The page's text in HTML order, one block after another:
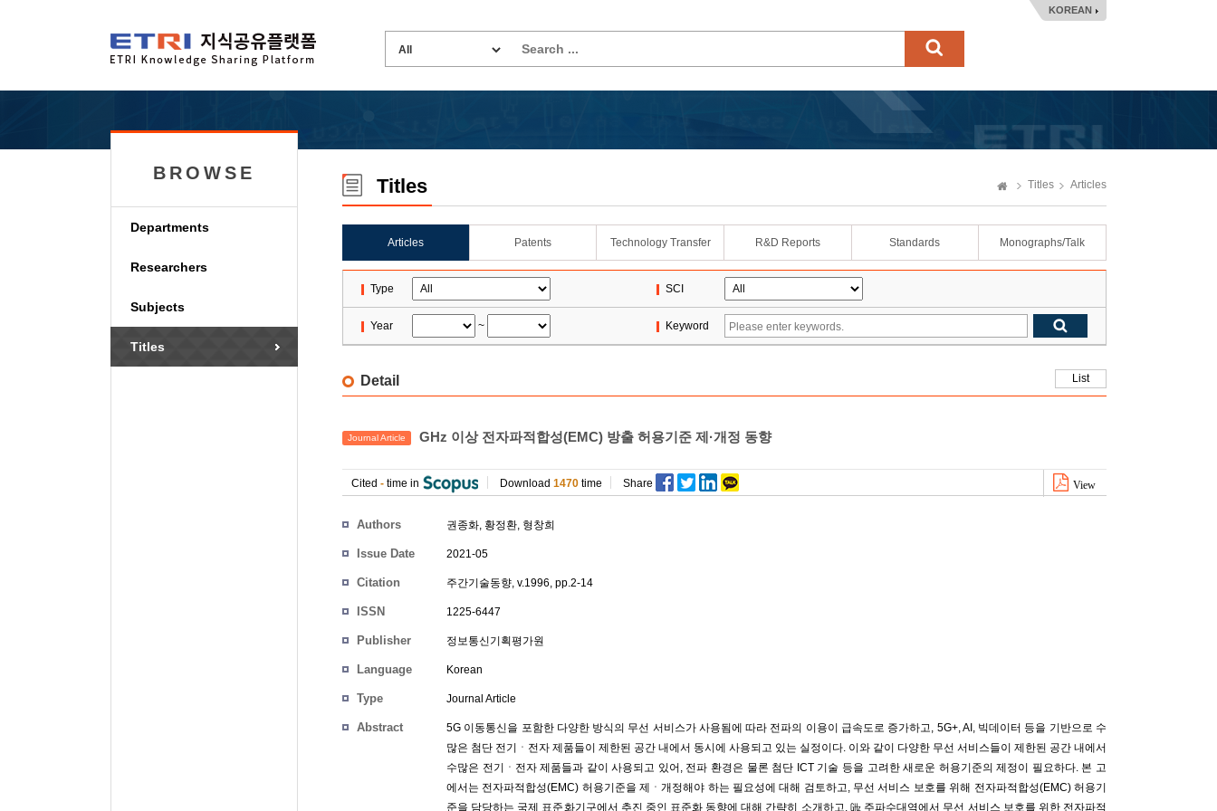
KOREAN
BROWSE
Departments
Researchers
Subjects
Titles
Titles Titles Articles
Articles Patents Technology Transfer R&D Reports Standards Monographs/Talk
Type SCI
Year ~ Keyword
Detail List
Journal Article GHz 이상 전자파적합성(EMC) 방출 허용기준 제·개정 동향
Cited - time in Download 1470 time Share View
Authors 권종화, 황정환, 형창희
Issue Date 2021-05
Citation 주간기술동향, v.1996, pp.2-14
ISSN 1225-6447
Publisher 정보통신기획평가원
Language Korean
Type Journal Article
Abstract
5G 이동통신을 포함한 다양한 방식의 무선 서비스가 사용됨에 따라 전파의 이용이 급속도로 증가하고, 5G+, AI, 빅데이터 등을 기반으로 수
많은 첨단 전기ㆍ전자 제품들이 제한된 공간 내에서 동시에 사용되고 있는 실정이다. 이와 같이 다양한 무선 서비스들이 제한된 공간 내에서
수많은 전기ㆍ전자 제품들과 같이 사용되고 있어, 전파 환경은 물론 첨단 ICT 기술 등을 고려한 새로운 허용기준의 제정이 필요하다. 본 고
에서는 전자파적합성(EMC) 허용기준을 제ㆍ개정해야 하는 필요성에 대해 검토하고, 무선 서비스 보호를 위해 전자파적합성(EMC) 허용기
준을 담당하는 국제 표준화기구에서 추진 중인 표준화 동향에 대해 간략히 소개하고, ㎓ 주파수대역에서 무선 서비스 보호를 위한 전자파적